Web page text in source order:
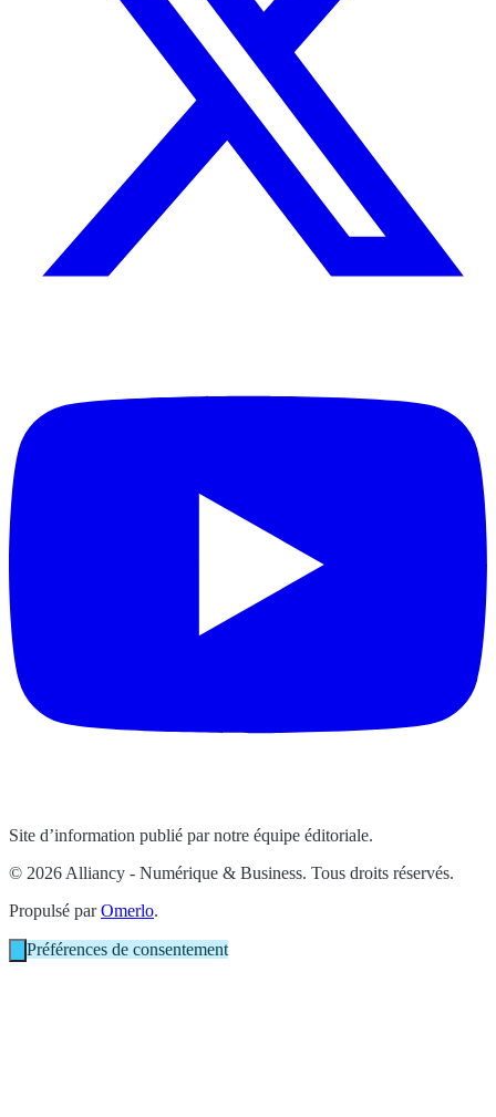
Site d’information publié par notre équipe éditoriale.
© 2026 Alliancy - Numérique & Business. Tous droits réservés.
Propulsé parOmerlo.
Préférences de consentement